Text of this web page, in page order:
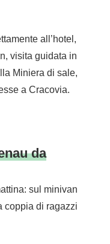
all’hotel,
visita guidata in
Miniera di sale,
a Cracovia.
da
sul minivan
coppia di ragazzi